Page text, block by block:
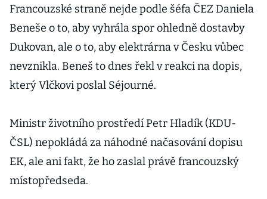
Francouzské straně nejde podle šéfa ČEZ Daniela
Beneše o to, aby vyhrála spor ohledně dostavby
Dukovan, ale o to, aby elektrárna v Česku vůbec
nevznikla. Beneš to dnes řekl v reakci na dopis,
který Vlčkovi poslal Séjourné.
Ministr životního prostředí Petr Hladík (KDU-
ČSL) nepokládá za náhodné načasování dopisu
EK, ale ani fakt, že ho zaslal právě francouzský
místopředseda.